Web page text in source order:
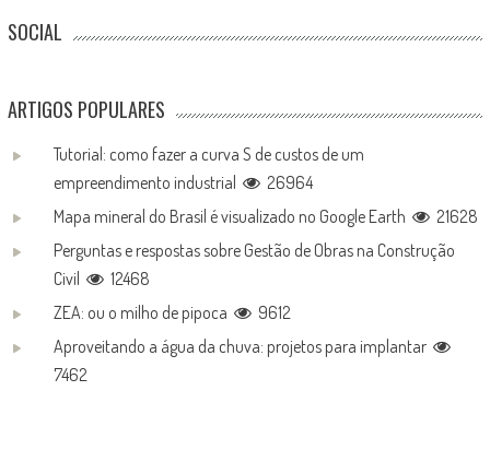
SOCIAL
ARTIGOS POPULARES
Tutorial: como fazer a curva S de custos de um
empreendimento industrial
26964
Mapa mineral do Brasil é visualizado no Google Earth
21628
Perguntas e respostas sobre Gestão de Obras na Construção
Civil
12468
ZEA: ou o milho de pipoca
9612
Aproveitando a água da chuva: projetos para implantar
7462